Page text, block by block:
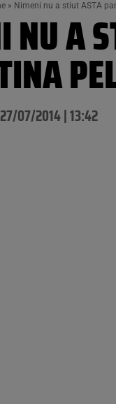
» Nimeni nu a stiut ASTA
NU A
27/07/2014 | 13:42